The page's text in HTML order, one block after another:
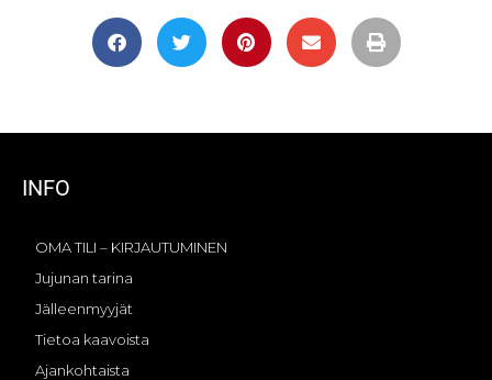
INFO
OMA TILI – KIRJAUTUMINEN
Jujunan tarina
Jälleenmyyjät
Tietoa kaavoista
Ajankohtaista